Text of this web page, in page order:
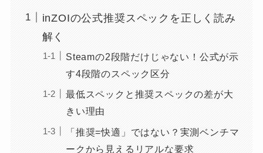
inZOIの公式推奨スペックを正しく読み
解く
Steamの2段階だけじゃない！公式が示
す4段階のスペック区分
最低スペックと推奨スペックの差が大
きい理由
「推奨=快適」ではない？実測ベンチマ
ークから見えるリアルな要求